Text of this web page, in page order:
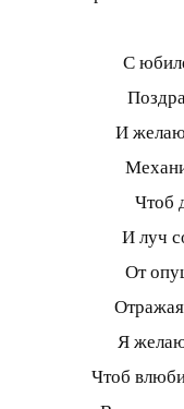
С
И
Чтоб
И луч
От
Я
Чтоб